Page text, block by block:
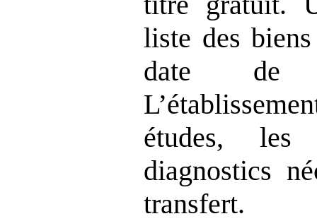
liste des
date de
études,
diagnostics
transfert.